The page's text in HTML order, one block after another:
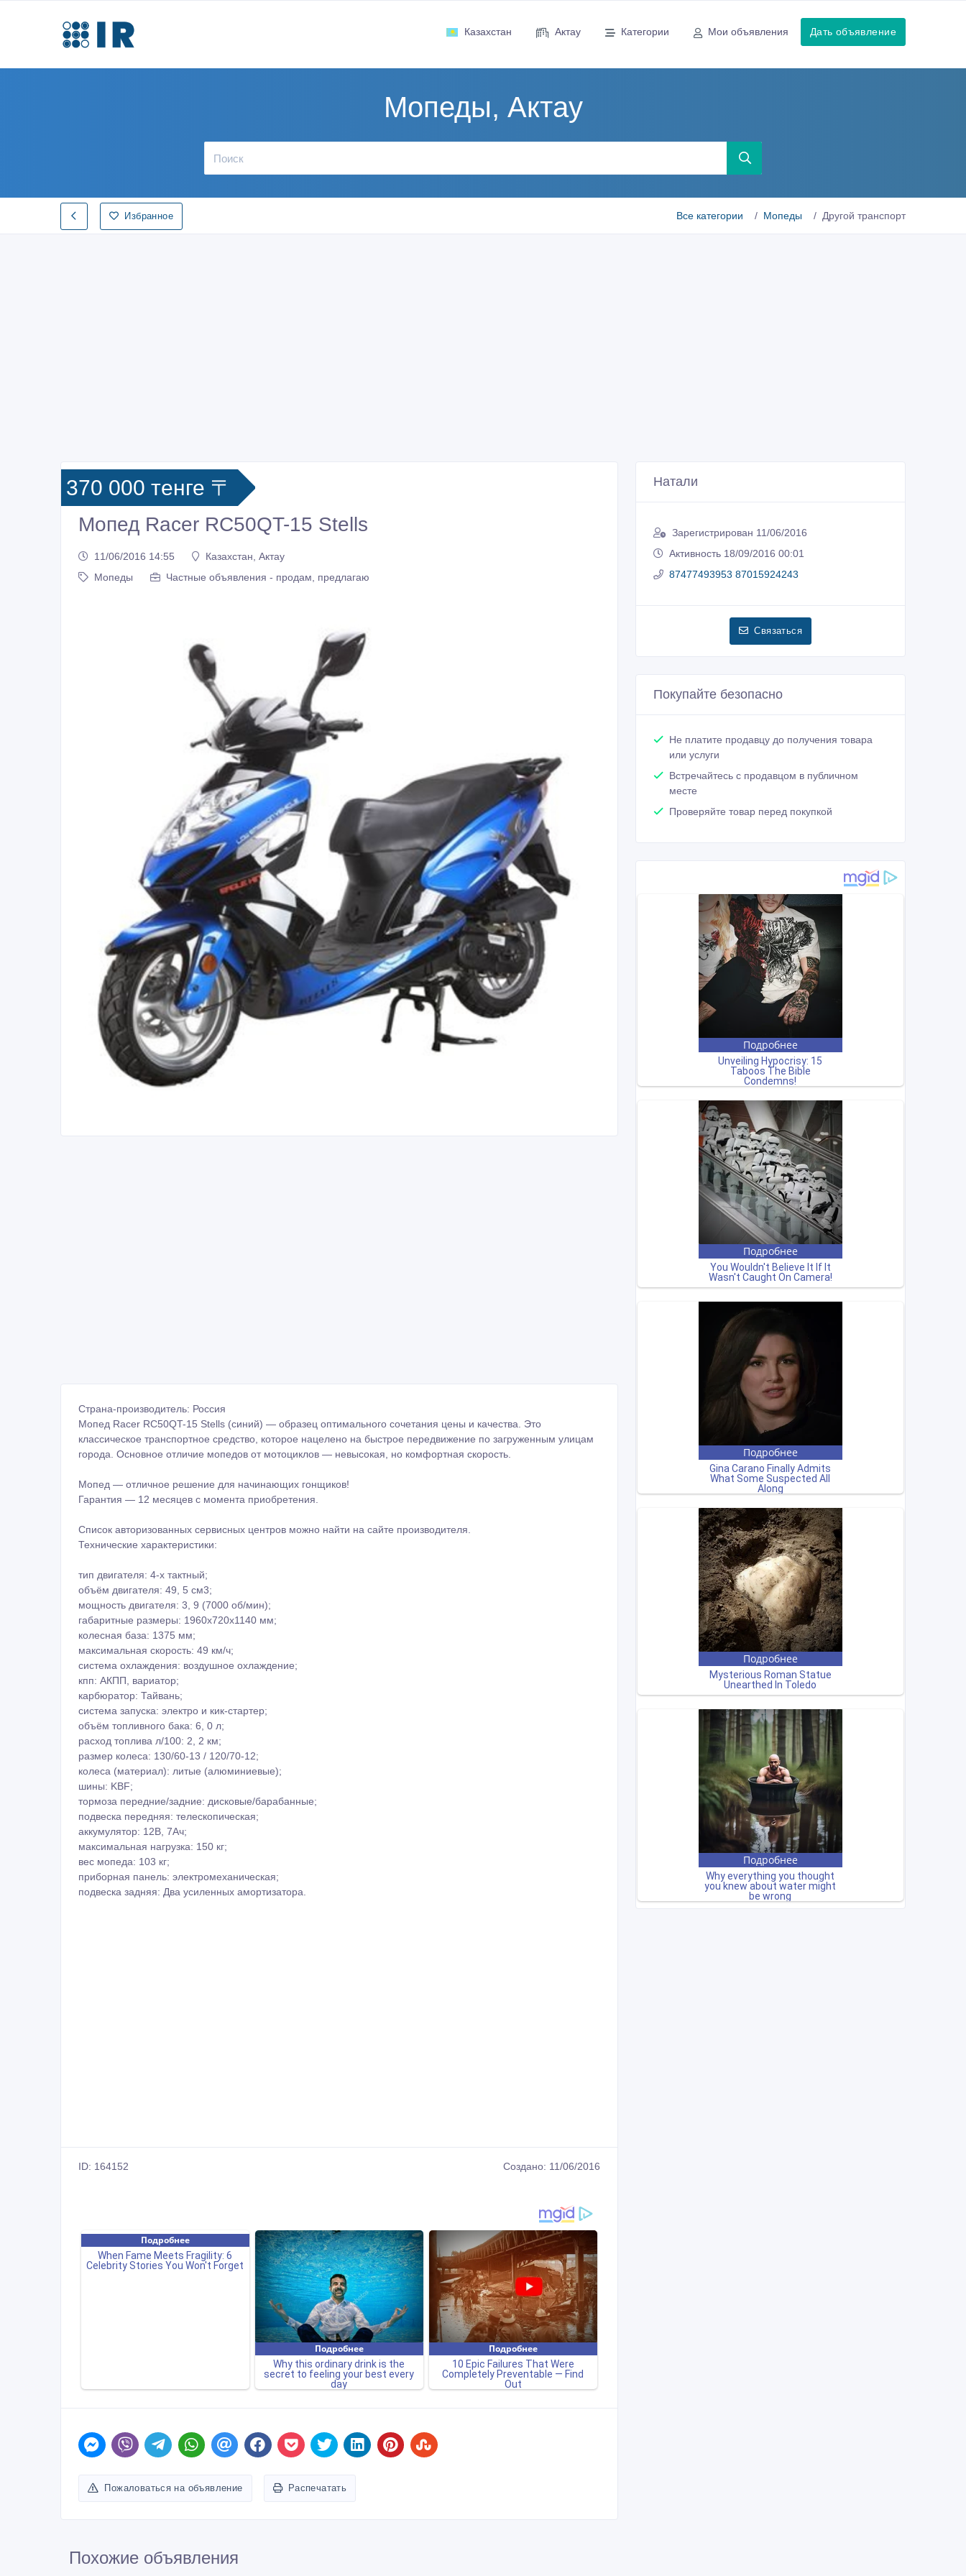
Казахстан Актау Категории Мои объявления Дать объявление
Мопеды, Актау
Избранное Все категории Мопеды Другой транспорт
370 000 тенге 〒
Мопед Racer RC50QT-15 Stells
11/06/2016 14:55
Казахстан, Актау
Мопеды
Частные объявления - продам, предлагаю
Страна-производитель: Россия
Мопед Racer RC50QT-15 Stells (синий) — образец оптимального сочетания цены и качества. Это
классическое транспортное средство, которое нацелено на быстрое передвижение по загруженным улицам
города. Основное отличие мопедов от мотоциклов — невысокая, но комфортная скорость.
Мопед — отличное решение для начинающих гонщиков!
Гарантия — 12 месяцев с момента приобретения.
Список авторизованных сервисных центров можно найти на сайте производителя.
Технические характеристики:
тип двигателя: 4-х тактный;
объём двигателя: 49, 5 см3;
мощность двигателя: 3, 9 (7000 об/мин);
габаритные размеры: 1960х720х1140 мм;
колесная база: 1375 мм;
максимальная скорость: 49 км/ч;
система охлаждения: воздушное охлаждение;
кпп: АКПП, вариатор;
карбюратор: Тайвань;
система запуска: электро и кик-стартер;
объём топливного бака: 6, 0 л;
расход топлива л/100: 2, 2 км;
размер колеса: 130/60-13 / 120/70-12;
колеса (материал): литые (алюминиевые);
шины: KBF;
тормоза передние/задние: дисковые/барабанные;
подвеска передняя: телескопическая;
аккумулятор: 12В, 7Ач;
максимальная нагрузка: 150 кг;
вес мопеда: 103 кг;
приборная панель: электромеханическая;
подвеска задняя: Два усиленных амортизатора.
ID: 164152 Создано: 11/06/2016
Пожаловаться на объявление Распечатать
Натали
Зарегистрирован 11/06/2016
Активность 18/09/2016 00:01
87477493953 87015924243
Связаться
Покупайте безопасно
Не платите продавцу до получения товара
или услуги
Встречайтесь с продавцом в публичном
месте
Проверяйте товар перед покупкой
Похожие объявления